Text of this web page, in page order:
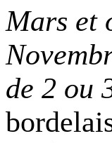
Mars et
de 2 ou